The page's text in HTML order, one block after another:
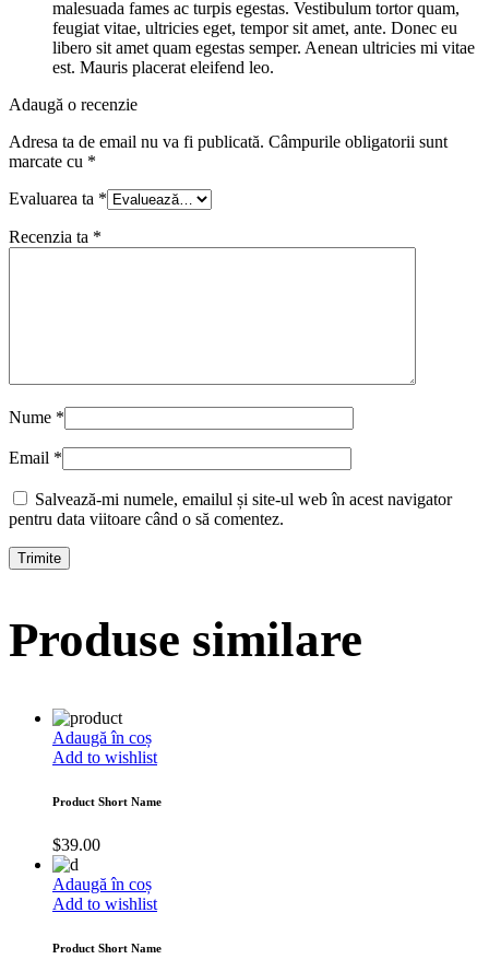
malesuada fames ac turpis egestas. Vestibulum tortor quam,
feugiat vitae, ultricies eget, tempor sit amet, ante. Donec eu
libero sit amet quam egestas semper. Aenean ultricies mi vitae
est. Mauris placerat eleifend leo.
Adaugă o recenzie
Adresa ta de email nu va fi publicată. Câmpurile obligatorii sunt
marcate cu *
Evaluarea ta *
Recenzia ta *
Nume *
Email *
Salvează-mi numele, emailul și site-ul web în acest navigator
pentru data viitoare când o să comentez.
Produse similare
Adaugă în coș
Add to wishlist
Product Short Name
$39.00
Adaugă în coș
Add to wishlist
Product Short Name